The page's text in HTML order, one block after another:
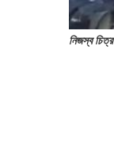
নিজস্ব চিত্র